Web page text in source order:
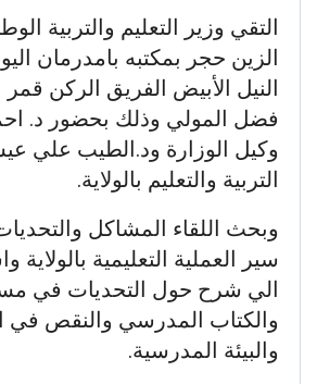
التقي وزير التعليم والتربية
الزين حجر بمكتبه بامدرمان
النيل الأبيض الفريق الركن
فضل المولي وذلك بحضور د.
وكيل الوزارة ود.الطيب علي
التربية والتعليم بالولاية.
وبحث اللقاء المشاكل
سير العملية التعليمية بالولاية
الي شرح حول التحديات في
والكتاب المدرسي والنقص في
والبيئة المدرسية.